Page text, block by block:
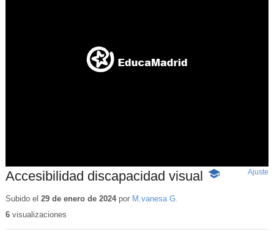
Accesibilidad discapacidad visual
-
Ajuste
Subido el 29 de enero de 2024por M.vanesa G.
6visualizaciones